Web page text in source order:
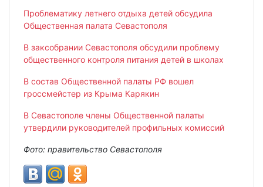
Проблематику летнего отдыха детей обсудила
Общественная палата Севастополя
В заксобрании Севастополя обсудили проблему
общественного контроля питания детей в школах
В состав Общественной палаты РФ вошел
гроссмейстер из Крыма Карякин
В Севастополе члены Общественной палаты
утвердили руководителей профильных комиссий
Фото: правительство Севастополя